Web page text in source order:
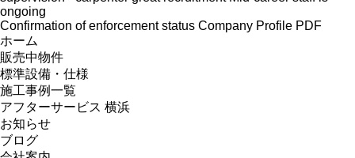
ongoing
Confirmation of enforcement status Company Profile PDF
ホーム
販売中物件
標準設備・仕様
施工事例一覧
アフターサービス 横浜
お知らせ
ブログ